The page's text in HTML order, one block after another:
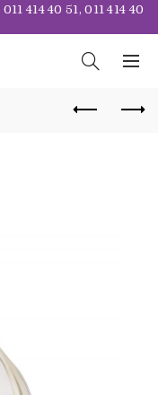
011 414 40 51,011 414 40